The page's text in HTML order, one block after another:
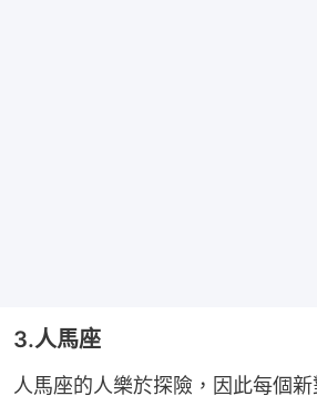
3.人馬座
人馬座的人樂於探險，因此每個